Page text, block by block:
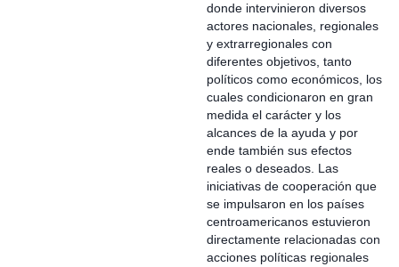
donde intervinieron diversos
actores nacionales, regionales
y extrarregionales con
diferentes objetivos, tanto
políticos como económicos, los
cuales condicionaron en gran
medida el carácter y los
alcances de la ayuda y por
ende también sus efectos
reales o deseados. Las
iniciativas de cooperación que
se impulsaron en los países
centroamericanos estuvieron
directamente relacionadas con
acciones políticas regionales